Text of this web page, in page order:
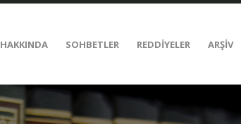
HAKKINDA SOHBETLER REDDİYELER ARŞİV